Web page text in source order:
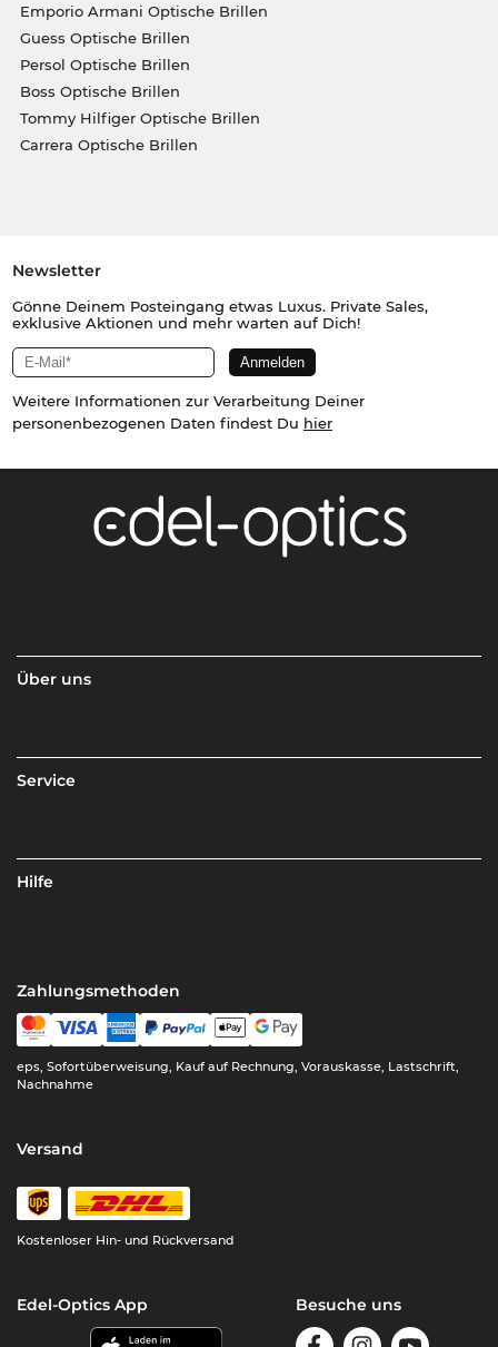
Emporio Armani Optische Brillen
Guess Optische Brillen
Persol Optische Brillen
Boss Optische Brillen
Tommy Hilfiger Optische Brillen
Carrera Optische Brillen
Newsletter
Gönne Deinem Posteingang etwas Luxus. Private Sales,
exklusive Aktionen und mehr warten auf Dich!
Weitere Informationen zur Verarbeitung Deiner
personenbezogenen Daten findest Du hier
Über uns
Service
Hilfe
Zahlungsmethoden
eps, Sofortüberweisung, Kauf auf Rechnung, Vorauskasse, Lastschrift,
Nachnahme
Versand
Kostenloser Hin- und Rückversand
Edel-Optics App Besuche uns